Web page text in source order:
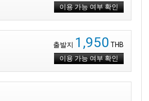
이용 가능 여부 확인
출발지 1,950 THB
이용 가능 여부 확인